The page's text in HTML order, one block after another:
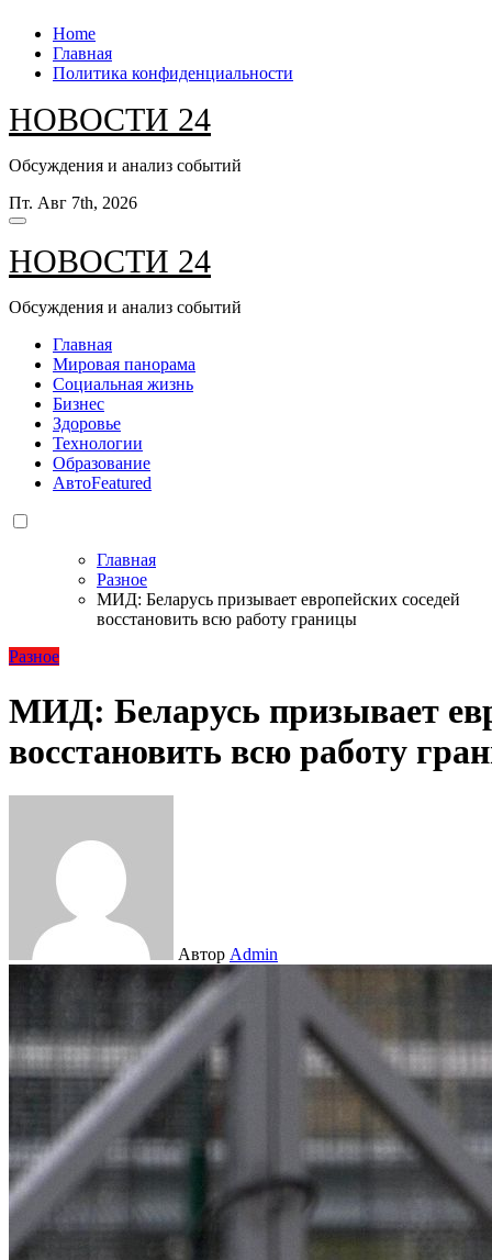
Перейти
содержанию
Home
Главная
Политика конфиденциальности
НОВОСТИ 24
Обсуждения и анализ событий
Пт. Авг 7th, 2026
НОВОСТИ 24
Обсуждения и анализ событий
Главная
Мировая панорама
Социальная жизнь
Бизнес
Здоровье
Технологии
Образование
АвтоFeatured
Главная
Разное
МИД: Беларусь призывает европейских соседей
восстановить всю работу границы
Разное
МИД: Беларусь призывает
восстановить всю работу
Автор Admin